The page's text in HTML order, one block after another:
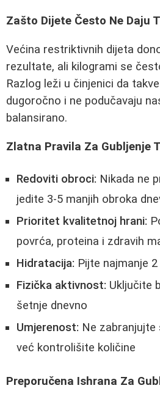
Zašto Dijete Često Ne Daju
Većina restriktivnih dijeta
rezultate, ali kilogrami se
Razlog leži u činjenici da
dugoročno i ne podučavaju
balansirano.
Zlatna Pravila Za Gubljenje
Redoviti obroci: Nikada ne
jedite 3-5 manjih obroka
Prioritet kvalitetnoj hrani:
povrća, proteina i zdravih
Hidratacija: Pijte najmanje
Fizička aktivnost: Uključite
šetnje dnevno
Umjerenost: Ne zabranjujte
već kontrolišite količine
Preporučena Ishrana Za